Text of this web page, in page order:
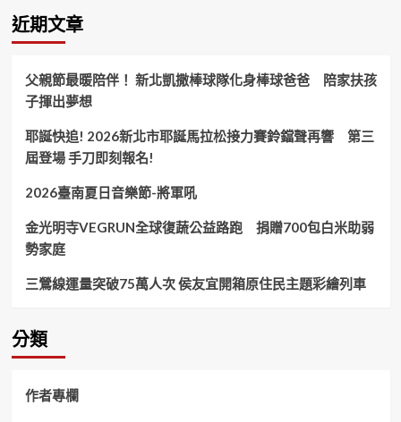
善
心
寒
冬
暖
幫
助
植
物
人
近期文章
父親節最暖陪伴！ 新北凱撒棒球隊化身棒球爸爸 陪家扶孩
子揮出夢想
耶誕快追! 2026新北市耶誕馬拉松接力賽鈴鐺聲再響 第三
屆登場 手刀即刻報名!
2026臺南夏日音樂節-將軍吼
金光明寺VEGRUN全球復蔬公益路跑 捐贈700包白米助弱
勢家庭
三鶯線運量突破75萬人次 侯友宜開箱原住民主題彩繪列車
分類
作者專欄